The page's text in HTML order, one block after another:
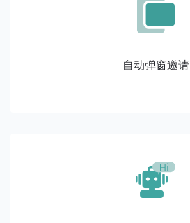
自动弹窗邀请